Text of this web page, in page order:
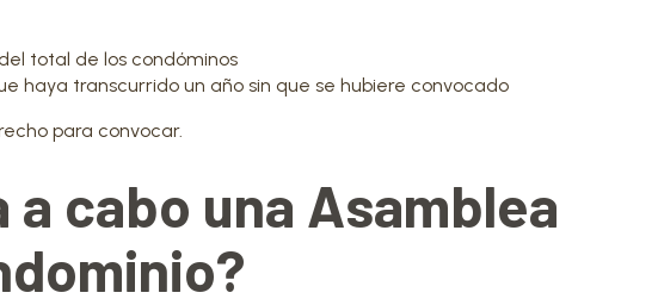
total de los condóminos
haya transcurrido un año sin que se hubiere convocado
para convocar.
a cabo una Asamblea